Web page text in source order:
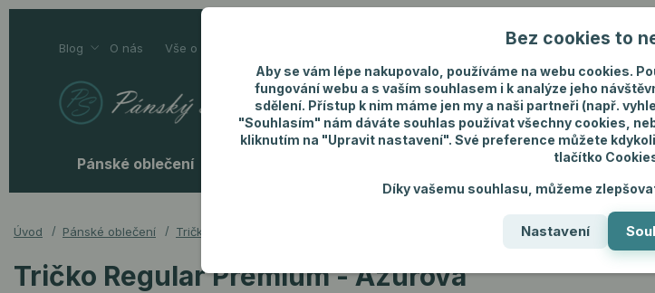
Blog O nás Vše o nákupu Nevíte si rady?
Pánské oblečení Pánské
Úvod Pánské oblečení Trička
Tričko Regular Premium - Azurová
Bez cookies to
Aby se vám lépe nakupovalo, používáme na webu cookies.
fungování webu a s vaším souhlasem i k analýze jeho
sdělení. Přístup k nim máme jen my a naši partneři (např.
"Souhlasím" nám dáváte souhlas používat všechny cookies,
kliknutím na "Upravit nastavení". Své preference můžete
tlačítko
Díky vašemu souhlasu, můžeme
Nastavení